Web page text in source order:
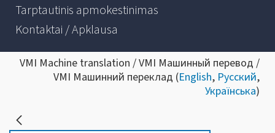
Tarptautinis apmokestinimas
Kontaktai / Apklausa
VMI Machine translation / VMI Машинный перевод /
VMI Машинний переклад (English, Русский,
Українська)